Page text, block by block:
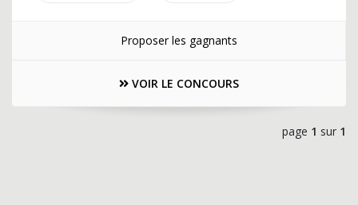
Proposer les gagnants
VOIR LE CONCOURS
page 1 sur 1